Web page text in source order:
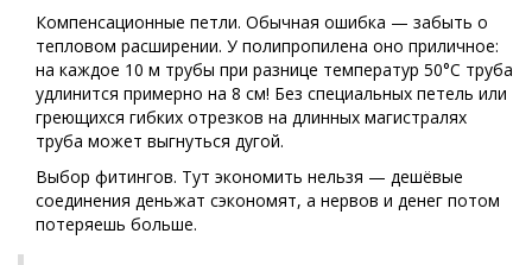
Компенсационные петли. Обычная ошибка — забыть о
тепловом расширении. У полипропилена оно приличное:
на каждое 10 м трубы при разнице температур 50°C труба
удлинится примерно на 8 см! Без специальных петель или
греющихся гибких отрезков на длинных магистралях
труба может выгнуться дугой.
Выбор фитингов. Тут экономить нельзя — дешёвые
соединения деньжат сэкономят, а нервов и денег потом
потеряешь больше.